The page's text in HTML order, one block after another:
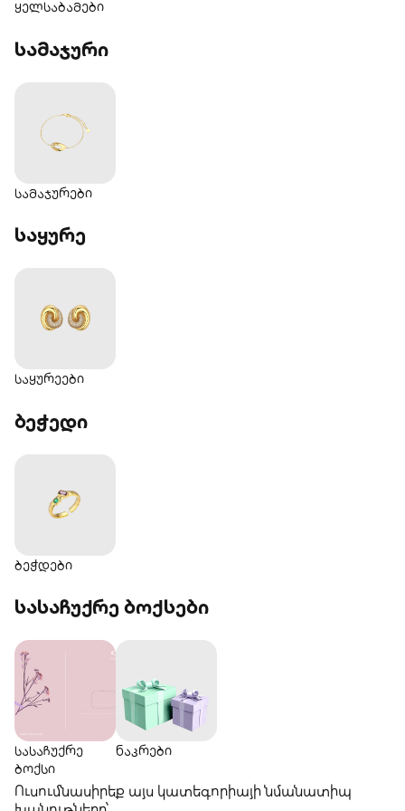
ყელსაბამები
სამაჯური‎
სამაჯურები
საყურე‎
საყურეები
ბეჭედი‎
ბეჭდები
სასაჩუქრე ბოქსები
სასაჩუქრე
ბოქსი‎
ნაკრებიㅤ
Ուսումնասիրեք այս կատեգորիայի նմանատիպ